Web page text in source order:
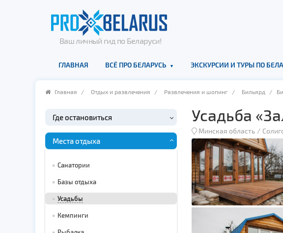
Ваш личный гид по Беларуси!
ГЛАВНАЯ ВСЁ ПРО БЕЛАРУСЬ ЭКСКУРСИИ И ТУРЫ ПО
Главная / Отдых и развлечения / Развлечения и шопинг / Бильярд /
Где остановиться
Места отдыха
Санатории
Базы отдыха
Усадьбы
Кемпинги
Усадьба
Минская область